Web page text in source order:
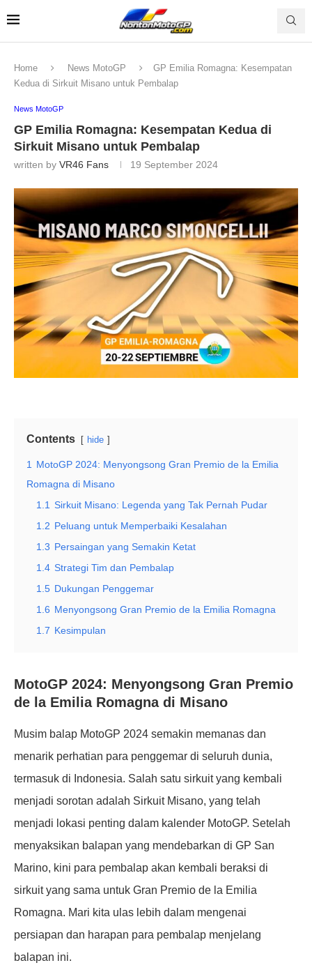
Home News MotoGP
GP Emilia Romagna: Kesempatan
Kedua di Sirkuit Misano untuk Pembalap
News MotoGP
GP Emilia Romagna: Kesempatan Kedua di
Sirkuit Misano untuk Pembalap
written by VR46 Fans 19 September 2024
Contents hide
1
MotoGP 2024: Menyongsong Gran Premio de la Emilia
Romagna di Misano
1.1 Sirkuit Misano: Legenda yang Tak Pernah Pudar
1.2 Peluang untuk Memperbaiki Kesalahan
1.3 Persaingan yang Semakin Ketat
1.4 Strategi Tim dan Pembalap
1.5 Dukungan Penggemar
1.6 Menyongsong Gran Premio de la Emilia Romagna
1.7 Kesimpulan
MotoGP 2024: Menyongsong Gran Premio
de la Emilia Romagna di Misano
Musim balap MotoGP 2024 semakin memanas dan
menarik perhatian para penggemar di seluruh dunia,
termasuk di Indonesia. Salah satu sirkuit yang kembali
menjadi sorotan adalah Sirkuit Misano, yang telah
menjadi lokasi penting dalam kalender MotoGP. Setelah
menyaksikan balapan yang mendebarkan di GP San
Marino, kini para pembalap akan kembali beraksi di
sirkuit yang sama untuk Gran Premio de la Emilia
Romagna. Mari kita ulas lebih dalam mengenai
persiapan dan harapan para pembalap menjelang
balapan ini.